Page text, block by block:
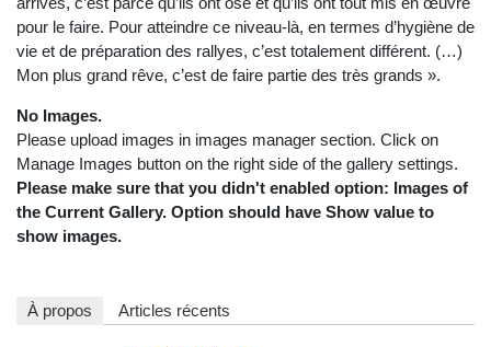
pour le faire. Pour atteindre ce niveau-là, en termes d’hygiène de
vie et de préparation des rallyes, c’est totalement différent. (…)
Mon plus grand rêve, c’est de faire partie des très grands ».
No Images.
Please upload images in images manager section. Click on
Manage Images button on the right side of the gallery settings.
Please make sure that you didn't enabled option: Images of
the Current Gallery. Option should have Show value to
show images.
À propos Articles récents